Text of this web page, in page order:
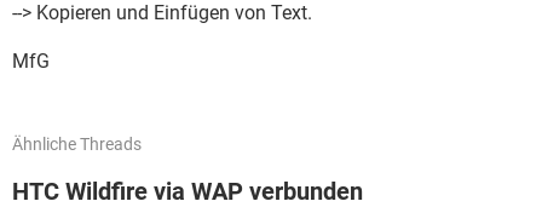
--> Kopieren und Einfügen von Text.
MfG
Ähnliche Threads
HTC Wildfire via WAP verbunden